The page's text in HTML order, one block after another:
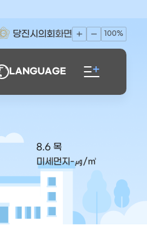
당진시의회화면 100%
LANGUAGE
8.6 목
미세먼지-㎍/㎥